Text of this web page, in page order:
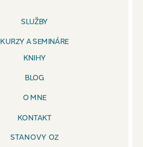
SLUŽBY
BLOG
O MNE
KONTAKT
STANOVY OZ
KURZY A SEMINÁRE
KNIHY